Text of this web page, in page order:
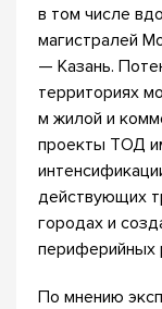
в том числе
магистралей
— Казань.
территориях
м жилой и
проекты ТОД
действующих
городах и
периферийных
По мнению